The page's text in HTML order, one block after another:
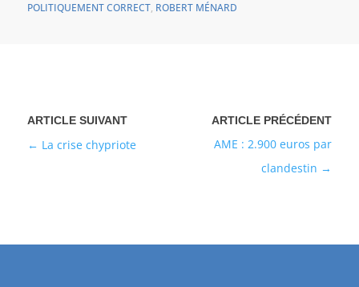
POLITIQUEMENT CORRECT, ROBERT MÉNARD
AME : 2.900 euros par
clandestin
La crise chypriote